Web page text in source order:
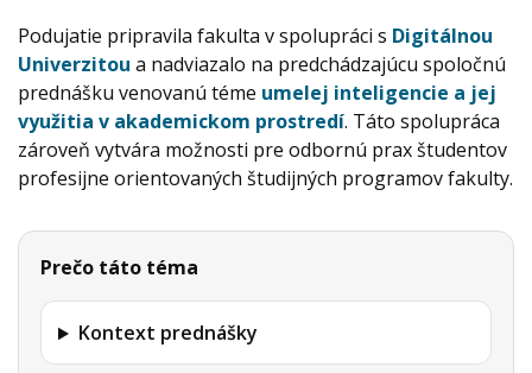
Podujatie pripravila fakulta v spolupráci s Digitálnou
Univerzitou a nadviazalo na predchádzajúcu spoločnú
prednášku venovanú téme umelej inteligencie a jej
využitia v akademickom prostredí. Táto spolupráca
zároveň vytvára možnosti pre odbornú prax študentov
profesijne orientovaných študijných programov fakulty.
Prečo táto téma
Kontext prednášky